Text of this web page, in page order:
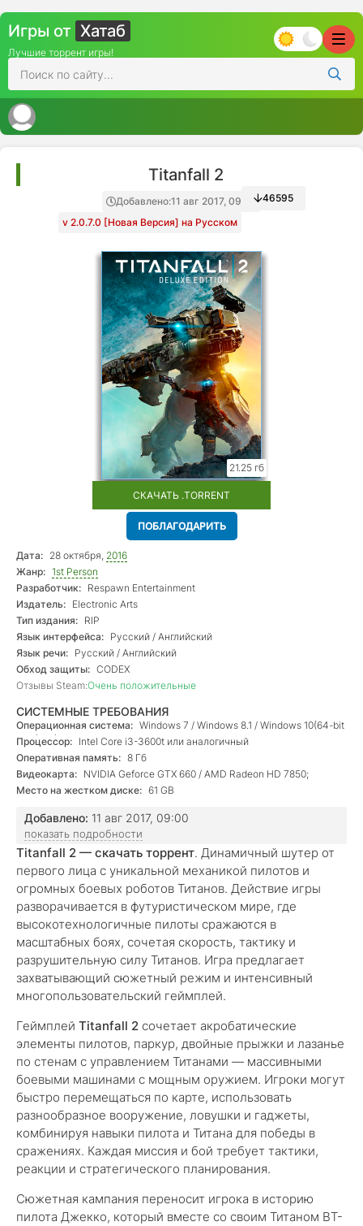
Игры от Хатаб
Лучшие торрент игры!
Titanfall 2
Добавлено:11 авг 2017, 09:00
v 2.0.7.0 [Новая Версия] на Русском
46595
21.25 гб
СКАЧАТЬ .TORRENT
ПОБЛАГОДАРИТЬ
Дата: 28 октября, 2016
Жанр: 1st Person
Разработчик: Respawn Entertainment
Издатель: Electronic Arts
Тип издания: RIP
Язык интерфейса: Русский / Английский
Язык речи: Русский / Английский
Обход защиты: CODEX
Отзывы Steam:Очень положительные
СИСТЕМНЫЕ ТРЕБОВАНИЯ
Операционная система: Windows 7 / Windows 8.1 / Windows 10(64-bit
versions)
Процессор: Intel Core i3-3600t или аналогичный
Оперативная память: 8 Гб
Видеокарта: NVIDIA Geforce GTX 660 / AMD Radeon HD 7850;
Место на жестком диске: 61 GB
Добавлено: 11 авг 2017, 09:00
показать подробности
Titanfall 2 — скачать торрент. Динамичный шутер от
первого лица с уникальной механикой пилотов и
огромных боевых роботов Титанов. Действие игры
разворачивается в футуристическом мире, где
высокотехнологичные пилоты сражаются в
масштабных боях, сочетая скорость, тактику и
разрушительную силу Титанов. Игра предлагает
захватывающий сюжетный режим и интенсивный
многопользовательский геймплей.
Геймплей Titanfall 2 сочетает акробатические
элементы пилотов, паркур, двойные прыжки и лазанье
по стенам с управлением Титанами — массивными
боевыми машинами с мощным оружием. Игроки могут
быстро перемещаться по карте, использовать
разнообразное вооружение, ловушки и гаджеты,
комбинируя навыки пилота и Титана для победы в
сражениях. Каждая миссия и бой требует тактики,
реакции и стратегического планирования.
Сюжетная кампания переносит игрока в историю
пилота Джекко, который вместе со своим Титаном BT-